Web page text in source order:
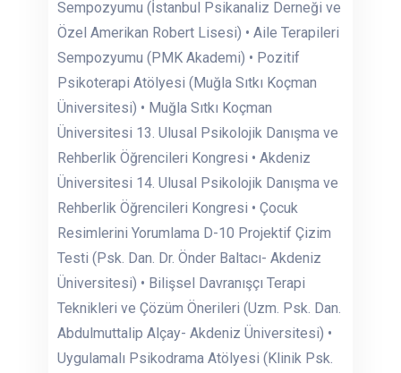
Sempozyumu (İstanbul Psikanaliz Derneği ve
Özel Amerikan Robert Lisesi) • Aile Terapileri
Sempozyumu (PMK Akademi) • Pozitif
Psikoterapi Atölyesi (Muğla Sıtkı Koçman
Üniversitesi) • Muğla Sıtkı Koçman
Üniversitesi 13. Ulusal Psikolojik Danışma ve
Rehberlik Öğrencileri Kongresi • Akdeniz
Üniversitesi 14. Ulusal Psikolojik Danışma ve
Rehberlik Öğrencileri Kongresi • Çocuk
Resimlerini Yorumlama D-10 Projektif Çizim
Testi (Psk. Dan. Dr. Önder Baltacı- Akdeniz
Üniversitesi) • Bilişsel Davranışçı Terapi
Teknikleri ve Çözüm Önerileri (Uzm. Psk. Dan.
Abdulmuttalip Alçay- Akdeniz Üniversitesi) •
Uygulamalı Psikodrama Atölyesi (Klinik Psk.